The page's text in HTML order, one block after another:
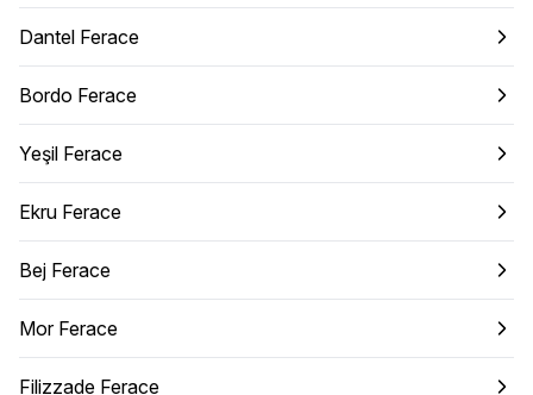
Dantel Ferace
Bordo Ferace
Yeşil Ferace
Ekru Ferace
Bej Ferace
Mor Ferace
Filizzade Ferace